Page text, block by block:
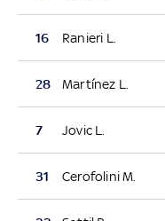
16 Ranieri L.
28 Martínez L.
7 Jovic L.
31 Cerofolini M.